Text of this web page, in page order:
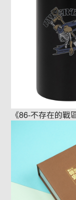
《86-不存在的戰